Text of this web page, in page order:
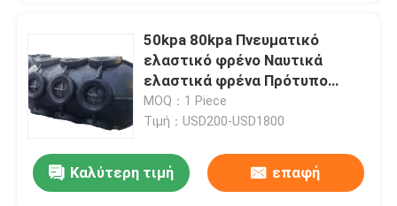
50kpa 80kpa Πνευματικό
ελαστικό φρένο Ναυτικά
ελαστικά φρένα Πρότυπο
ISO17357
MOQ：1 Piece
Τιμή：USD200-USD1800
Καλύτερη τιμή επαφή